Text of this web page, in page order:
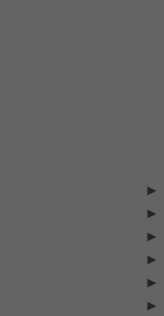
►
►
►
►
►
►